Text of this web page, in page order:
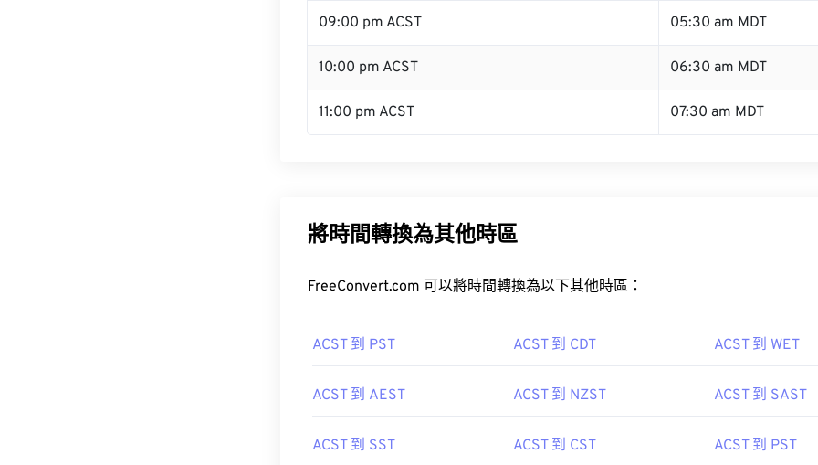
09:00 pm ACST 05:30 am MDT
10:00 pm ACST 06:30 am MDT
11:00 pm ACST 07:30 am MDT
將時間轉換為其他時區
FreeConvert.com 可以將時間轉換為以下其他時區：
ACST 到 PST ACST 到 CDT ACST 到 WET
ACST 到 AEST ACST 到 NZST ACST 到 SAST
ACST 到 SST ACST 到 CST ACST 到 PST